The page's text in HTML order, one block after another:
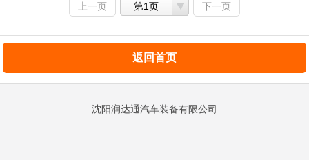
上一页 第1页 下一页
返回首页
沈阳润达通汽车装备有限公司